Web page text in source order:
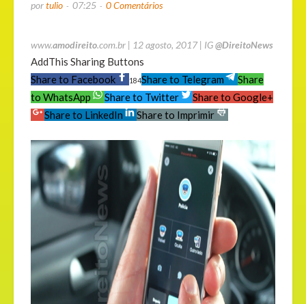
portulio 07:25 0 Comentários
www.amodireito.com.br | 12 agosto, 2017| IG@DireitoNews
AddThis Sharing Buttons
Share to Facebook
184Share to Telegram
Share
to WhatsApp
Share to Twitter
Share to Google+
Share to LinkedIn
Share to Imprimir